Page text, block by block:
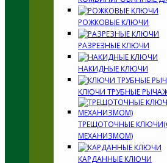
РОЖКОВЫЕ КЛЮЧИ
РАЗРЕЗНЫЕ КЛЮЧИ
НАКИДНЫЕ КЛЮЧИ
КЛЮЧИ ТРУБНЫЕ
ТРЕЩОТОЧНЫЕ
МЕХАНИЗМОМ)
КАРДАННЫЕ КЛЮЧИ